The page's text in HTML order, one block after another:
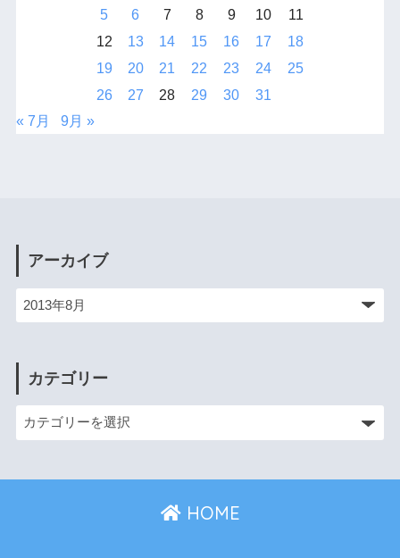
5
6 7 8 9 10
11
12
13 14 15 16 17
18
19
20 21 22 23 24
25
26
27 28 29 30
31
« 7月
9月 »
アーカイブ
カテゴリー
HOME